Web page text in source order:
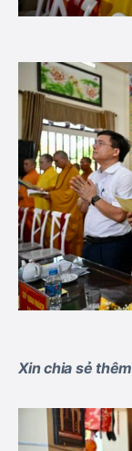
Xin chia sẻ